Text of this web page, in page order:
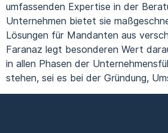
umfassenden Expertise in der
Unternehmen bietet sie
Lösungen für Mandanten aus
Faranaz legt besonderen Wert
in allen Phasen der
stehen, sei es bei der Gründung,